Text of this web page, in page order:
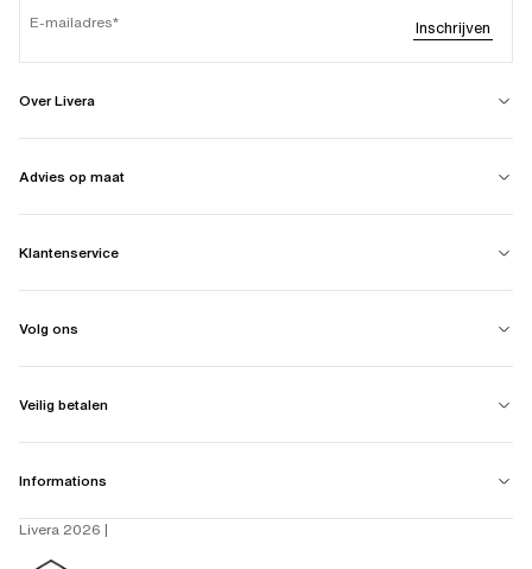
E-mailadres Inschrijven
Over Livera
Advies op maat
Klantenservice
Volg ons
Veilig betalen
Informations
Livera 2026 |